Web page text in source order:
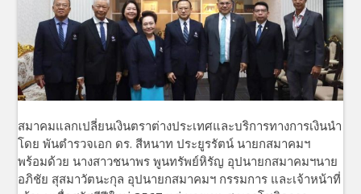
สมาคมแลกเปลี่ยนเงินตราต่างประเทศและบริการทางการเงินนำ
โดย พันตำรวจเอก ดร. สีหนาท ประยูรรัตน์ นายกสมาคมฯ
พร้อมด้วย นางสาวชนาพร พูนทรัพย์หิรัญ อุปนายกสมาคมฯนาย
อภิชัย สุสมาวัตนะกุล อุปนายกสมาคมฯ กรรมการ และเจ้าหน้าที่